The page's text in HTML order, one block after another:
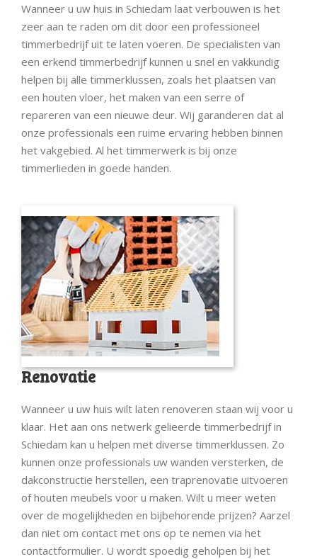
Wanneer u uw huis in Schiedam laat verbouwen is het
zeer aan te raden om dit door een professioneel
timmerbedrijf uit te laten voeren. De specialisten van
een erkend timmerbedrijf kunnen u snel en vakkundig
helpen bij alle timmerklussen, zoals het plaatsen van
een houten vloer, het maken van een serre of
repareren van een nieuwe deur. Wij garanderen dat al
onze professionals een ruime ervaring hebben binnen
het vakgebied. Al het timmerwerk is bij onze
timmerlieden in goede handen.
Renovatie
Wanneer u uw huis wilt laten renoveren staan wij voor u
klaar. Het aan ons netwerk gelieerde timmerbedrijf in
Schiedam kan u helpen met diverse timmerklussen. Zo
kunnen onze professionals uw wanden versterken, de
dakconstructie herstellen, een traprenovatie uitvoeren
of houten meubels voor u maken. Wilt u meer weten
over de mogelijkheden en bijbehorende prijzen? Aarzel
dan niet om contact met ons op te nemen via het
contactformulier. U wordt spoedig geholpen bij het